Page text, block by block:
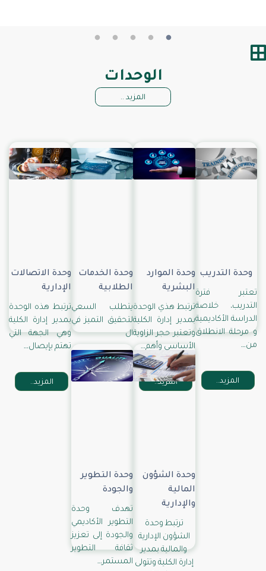
الوحدات
المزيد ..
وحدة التدريب
تعتبر فترة
التدريب، خلاصة
الدراسة الأكاديمية
و مرحلة الانطلاق
من…
المزيد..
وحدة الموارد
البشرية
ترتبط هذي الوحدة
بمدير إدارة الكلية
وتعتبر حجر الزاوية
الأساسي وأهم…
المزيد..
وحدة الخدمات
الطلابية
يتطلب السعي
لتحقيق التميز في
ال
المزيد..
وحدة الاتصالات
الإدارية
ترتبط هذه الوحدة
بمدير إدارة الكلية
وهي الجهة التي
تهتم بإيصال…
المزيد..
وحدة الشؤون
المالية
والإدارية
ترتبط وحدة
الشؤون الإدارية
والمالية بمدير
إدارة الكلية وتتولى
وحدة التطوير
والجودة
تهدف وحدة
التطوير الأكاديمي
والجودة إلى تعزيز
ثقافة التطوير
المستمر…